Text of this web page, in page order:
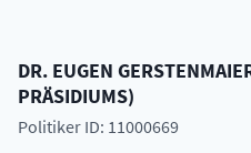
DR. EUGEN
PRÄSIDIUMS)
Politiker ID: 11000669